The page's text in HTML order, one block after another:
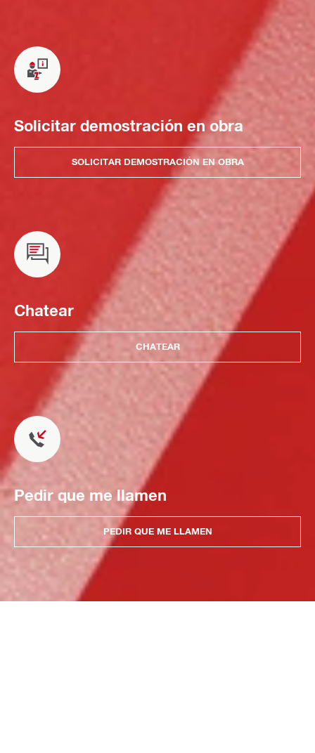
Solicitar demostración en obra
SOLICITAR DEMOSTRACIÓN EN OBRA
Chatear
CHATEAR
Pedir que me llamen
PEDIR QUE ME LLAMEN